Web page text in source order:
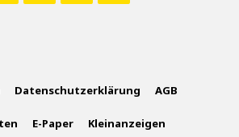
Datenschutzerklärung AGB
E-Paper Kleinanzeigen